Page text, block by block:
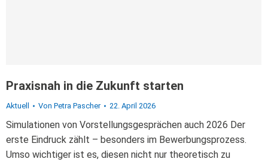
Praxisnah in die Zukunft starten
Aktuell Von Petra Pascher 22. April 2026
Simulationen von Vorstellungsgesprächen auch 2026 Der
erste Eindruck zählt – besonders im Bewerbungsprozess.
Umso wichtiger ist es, diesen nicht nur theoretisch zu